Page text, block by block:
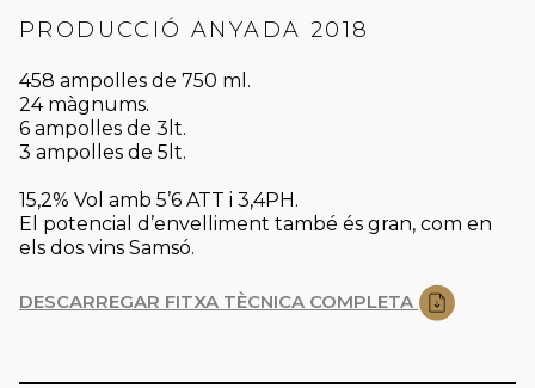
PRODUCCIÓ ANYADA 2018
458 ampolles de 750 ml.
24 màgnums.
6 ampolles de 3lt.
3 ampolles de 5lt.
15,2% Vol amb 5’6 ATT i 3,4PH.
El potencial d’envelliment també és gran, com en
els dos vins Samsó.
DESCARREGAR FITXA TÈCNICA COMPLETA